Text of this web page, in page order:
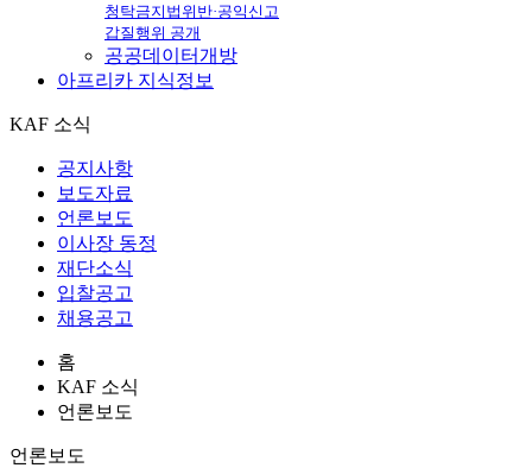
청탁금지법위반·공익신고
갑질행위 공개
공공데이터개방
아프리카 지식정보
KAF 소식
공지사항
보도자료
언론보도
이사장 동정
재단소식
입찰공고
채용공고
홈
KAF 소식
언론보도
언론보도